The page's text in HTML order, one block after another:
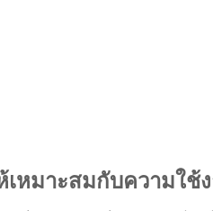
เหมาะสมกับความใช้